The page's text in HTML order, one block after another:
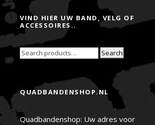
VIND HIER UW BAND, VELG OF
ACCESSOIRES..
Search
QUADBANDENSHOP.NL
Quadbandenshop: Uw adres voor